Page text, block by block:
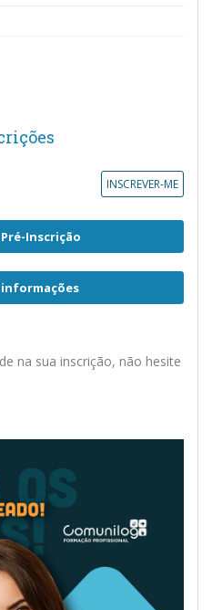
INSCREVER-ME
Inscrição
informações
na sua inscrição, não hesite